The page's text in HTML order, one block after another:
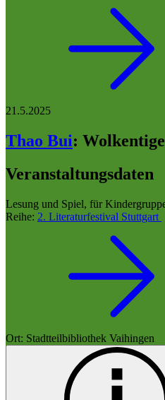
21.5.2025
Thao Bui:
Veranstaltungsdaten
Lesung und Spiel, für
Reihe: 2. Literaturfestival Stuttgart
Ort: Stadtteilbibliothek Vaihingen